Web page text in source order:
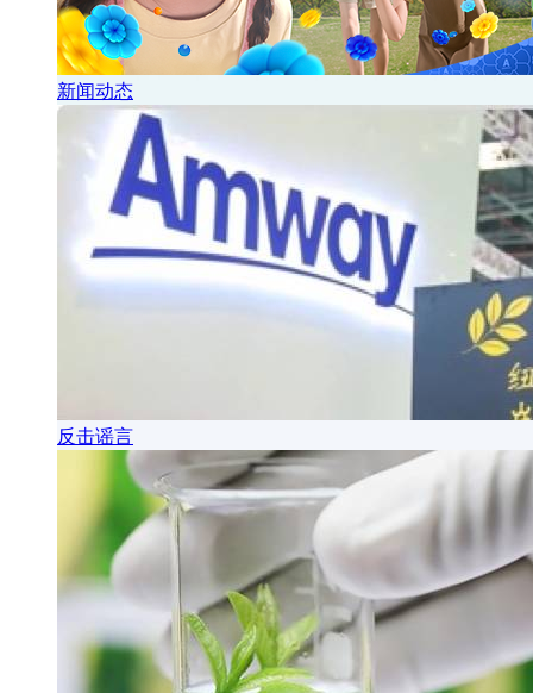
新闻动态
反击谣言